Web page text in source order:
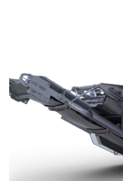
Savivartis